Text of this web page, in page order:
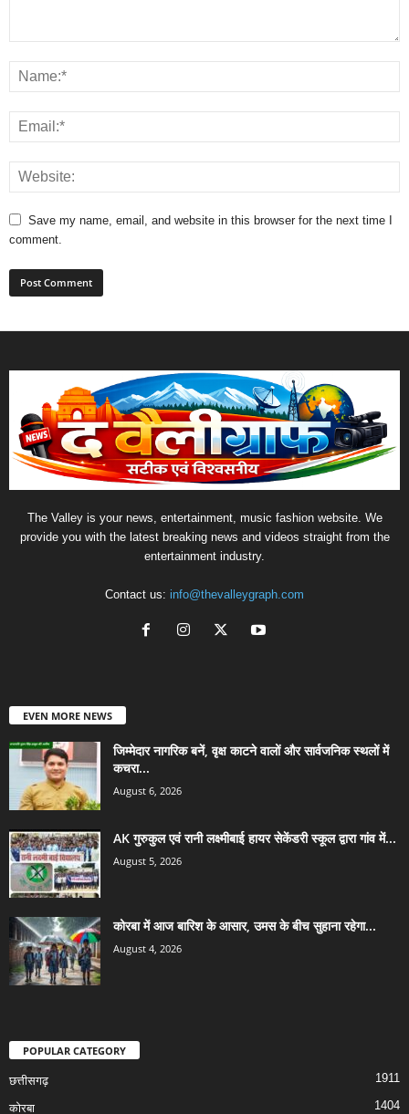
Save my name, email, and website in this browser for the next time I
comment.
The Valley is your news, entertainment, music fashion website. We
provide you with the latest breaking news and videos straight from the
entertainment industry.
Contact us: info@thevalleygraph.com
EVEN MORE NEWS
जिम्मेदार नागरिक बनें, वृक्ष काटने वालों और सार्वजनिक स्थलों में
कचरा...
August 6, 2026
AK गुरुकुल एवं रानी लक्ष्मीबाई हायर सेकेंडरी स्कूल द्वारा गांव में...
August 5, 2026
कोरबा में आज बारिश के आसार, उमस के बीच सुहाना रहेगा...
August 4, 2026
POPULAR CATEGORY
छत्तीसगढ़ 1911
कोरबा 1404